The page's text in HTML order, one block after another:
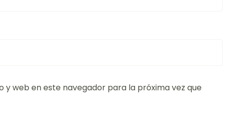
web en este navegador para la próxima vez que